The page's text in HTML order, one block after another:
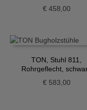
€458,00
TON, Stuhl 811,
Rohrgeflecht,
€583,00